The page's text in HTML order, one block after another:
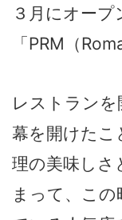
３月にオー
「PRM（
レストラン
幕を開けた
理の美味しさ
まって、こ